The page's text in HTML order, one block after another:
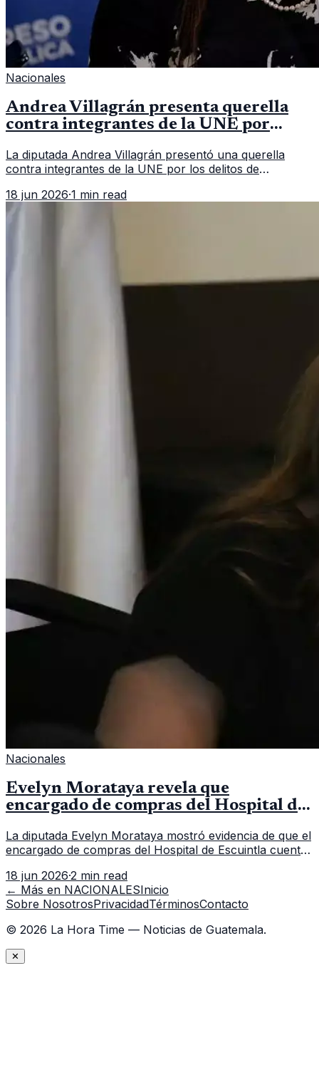
Nacionales
Andrea Villagrán presenta querella
contra integrantes de la UNE por
La diputada Andrea Villagrán presentó una querella
contra integrantes de la UNE por los delitos de
18 jun 2026·1 min read
Nacionales
Evelyn Morataya revela que
encargado de compras del Hospital de
La diputada Evelyn Morataya mostró evidencia de que el
encargado de compras del Hospital de Escuintla cuenta
capacitación en la capital.
18 jun 2026·2 min read
← Más en NACIONALESInicio
Sobre NosotrosPrivacidadTérminosContacto
© 2026 La Hora Time — Noticias de Guatemala.